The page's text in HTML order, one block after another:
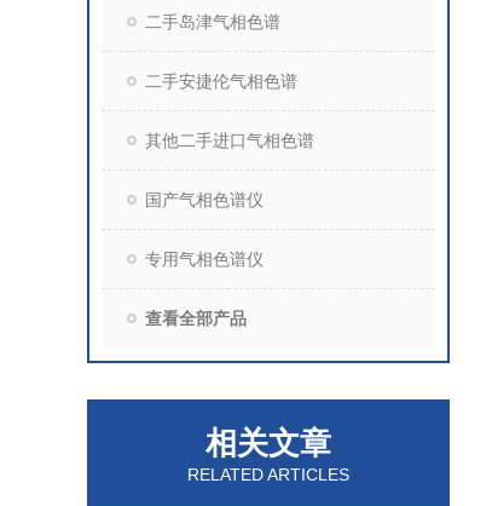
二手岛津气相色谱
二手安捷伦气相色谱
其他二手进口气相色谱
国产气相色谱仪
专用气相色谱仪
查看全部产品
相关文章
RELATED ARTICLES